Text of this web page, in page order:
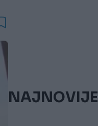
NAJNOVIJE